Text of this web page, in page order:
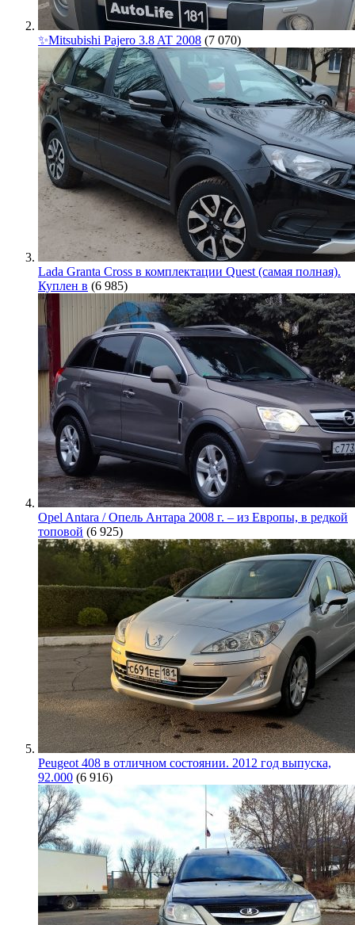
✨Mitsubishi Pajero 3.8 AT 2008 (7 070)
Lada Granta Cross в комплектации Quest (самая полная).
Куплен в (6 985)
Opel Antara / Опель Антара 2008 г. – из Европы, в редкой
топовой (6 925)
Peugeot 408 в отличном состоянии. 2012 год выпуска,
92.000 (6 916)